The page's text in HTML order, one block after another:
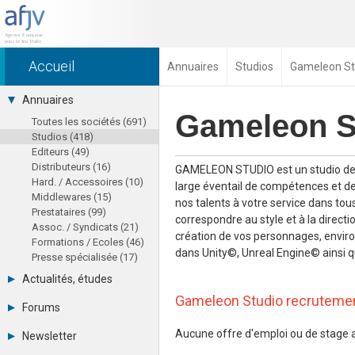
Accueil Annuaires Studios Gameleon
Annuaires
Toutes les sociétés (691)
Studios (418)
Editeurs (49)
Distributeurs (16)
Hard. / Accessoires (10)
Middlewares (15)
Prestataires (99)
Assoc. / Syndicats (21)
Formations / Ecoles (46)
Presse spécialisée (17)
Actualités, études
Chiffres
Forums
Tous les forums
Newsletter
Gameleon
GAMELEON STUDIO est un studio
large éventail de compétences et
nos talents à votre service dans
correspondre au style et à la
création de vos personnages,
dans Unity©, Unreal Engine© ainsi
Gameleon Studio
Aucune offre d'emploi ou de stage